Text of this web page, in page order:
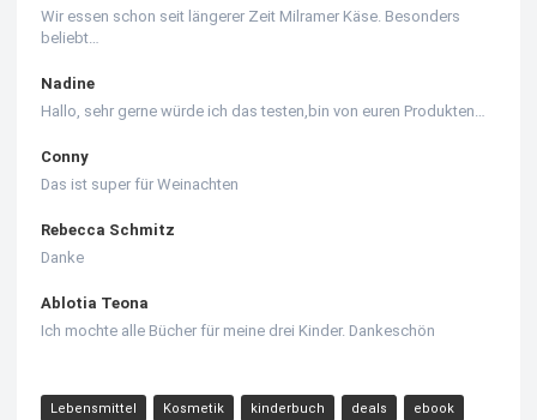
Wir essen schon seit längerer Zeit Milramer Käse. Besonders
beliebt…
Nadine
Hallo, sehr gerne würde ich das testen,bin von euren Produkten…
Conny
Das ist super für Weinachten
Rebecca Schmitz
Danke
Ablotia Teona
Ich mochte alle Bücher für meine drei Kinder. Dankeschön
Lebensmittel Kosmetik kinderbuch deals ebook